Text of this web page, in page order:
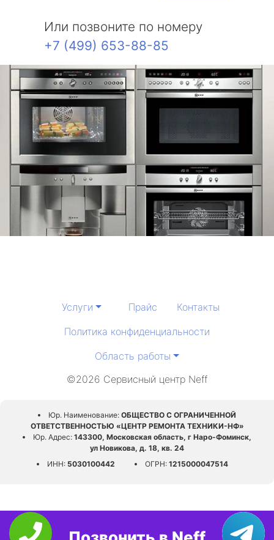
Или позвоните по номеру
+7 (499) 653-88-85
Услуги Прайс
Контакты
Политика конфиденциальности
Область работы
©2026 Сервисный центр Neff
Юр. Наименование: ОБЩЕСТВО С ОГРАНИЧЕННОЙ
ОТВЕТСТВЕННОСТЬЮ «ЦЕНТР РЕМОНТА ТЕХНИКИ-НФ»
Юр. Адрес: 143300, Московская область, г Наро-Фоминск,
ул Новикова, д. 18, кв. 24
ИНН:5030100442 ОГРН:1215000047514